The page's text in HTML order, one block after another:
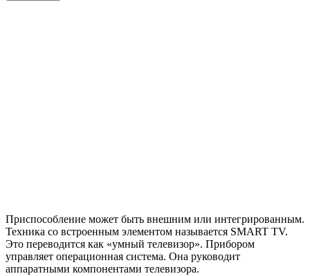
Приспособление может быть внешним или интегрированным.
Техника со встроенным элементом называется SMART TV.
Это переводится как «умный телевизор». Прибором
управляет операционная система. Она руководит
аппаратными компонентами телевизора.